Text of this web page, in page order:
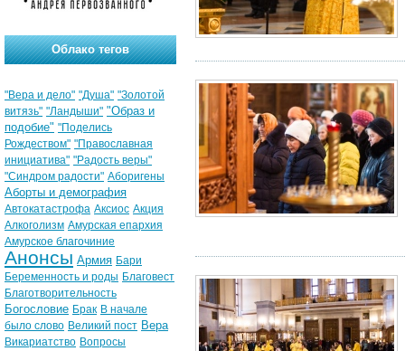
Облако тегов
"Вера и дело" "Душа" "Золотой
витязь" "Ландыши" "Образ и
подобие" "Поделись
Рождеством" "Православная
инициатива" "Радость веры"
"Синдром радости" Аборигены
Аборты и демография
Автокатастрофа Аксиос Акция
Алкоголизм Амурская епархия
Амурское благочиние
Анонсы Армия Бари
Беременность и роды Благовест
Благотворительность
Богословие Брак В начале
было слово Великий пост Вера
Викариатство Вопросы